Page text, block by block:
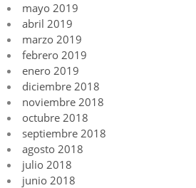
mayo 2019
abril 2019
marzo 2019
febrero 2019
enero 2019
diciembre 2018
noviembre 2018
octubre 2018
septiembre 2018
agosto 2018
julio 2018
junio 2018